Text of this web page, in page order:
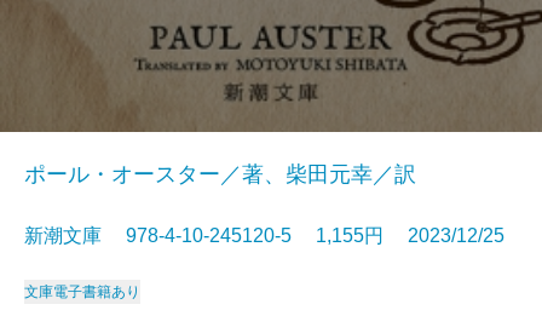
ポール・オースター／著、柴田元幸／訳
新潮文庫 978-4-10-245120-5 1,155円 2023/12/25
文庫電子書籍あり